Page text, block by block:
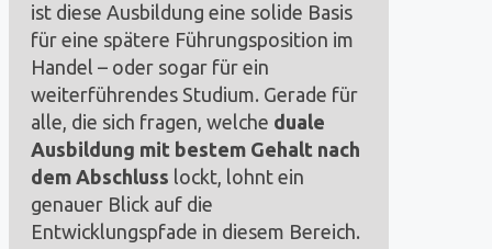
ist diese Ausbildung eine solide Basis
für eine spätere Führungsposition im
Handel – oder sogar für ein
weiterführendes Studium. Gerade für
alle, die sich fragen, welche duale
Ausbildung mit bestem Gehalt nach
dem Abschluss lockt, lohnt ein
genauer Blick auf die
Entwicklungspfade in diesem Bereich.